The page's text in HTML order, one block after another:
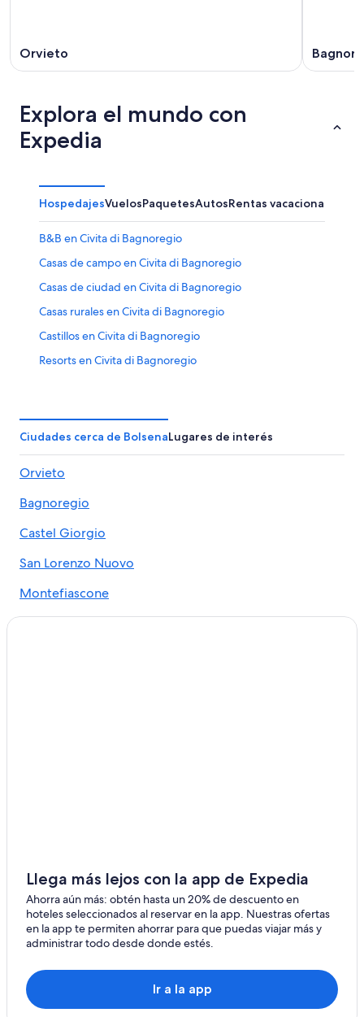
Orvieto
Explora el mundo con
Expedia
HospedajesVuelosPaquetesAutosRentas vacacionales
B&B en Civita di Bagnoregio
Casas de campo en Civita di Bagnoregio
Casas de ciudad en Civita di Bagnoregio
Casas rurales en Civita di Bagnoregio
Castillos en Civita di Bagnoregio
Resorts en Civita di Bagnoregio
Hoteles de Best Western en Civita di Bagnoregio
Hoteles con spa en Civita di Bagnoregio
Hoteles románticos en Civita di Bagnoregio
Hoteles con estacionamiento en Civita di Bagnoregio
Hoteles en Civita di Bagnoregio
Hoteles en Latera
Hoteles 4 estrellas en Tuscania
Apartamentos en Tuscania
Hoteles con restaurante en Tuscania
Hoteles en Tuscania
Hoteles en Montefiascone
Hostales en Ischia di Castro
Ciudades cerca de BolsenaLugares de interés
Orvieto
Bagnoregio
Castel Giorgio
San Lorenzo Nuovo
Montefiascone
Gradoli
Llega más lejos con la app de Expedia
Ahorra aún más: obtén hasta un 20% de descuento en
hoteles seleccionados al reservar en la app. Nuestras ofertas
en la app te permiten ahorrar para que puedas viajar más y
administrar todo desde donde estés.
Ir a la app